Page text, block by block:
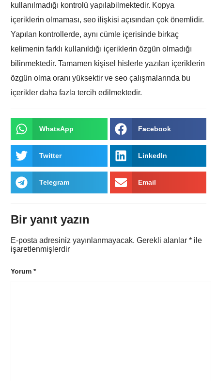
kullanılmadığı kontrolü yapılabilmektedir. Kopya
içeriklerin olmaması, seo ilişkisi açısından çok önemlidir.
Yapılan kontrollerde, aynı cümle içerisinde birkaç
kelimenin farklı kullanıldığı içeriklerin özgün olmadığı
bilinmektedir. Tamamen kişisel hislerle yazılan içeriklerin
özgün olma oranı yüksektir ve seo çalışmalarında bu
içerikler daha fazla tercih edilmektedir.
WhatsApp Facebook
Twitter LinkedIn
Telegram Email
Bir yanıt yazın
E-posta adresiniz yayınlanmayacak. Gerekli alanlar* ile
işaretlenmişlerdir
Yorum*